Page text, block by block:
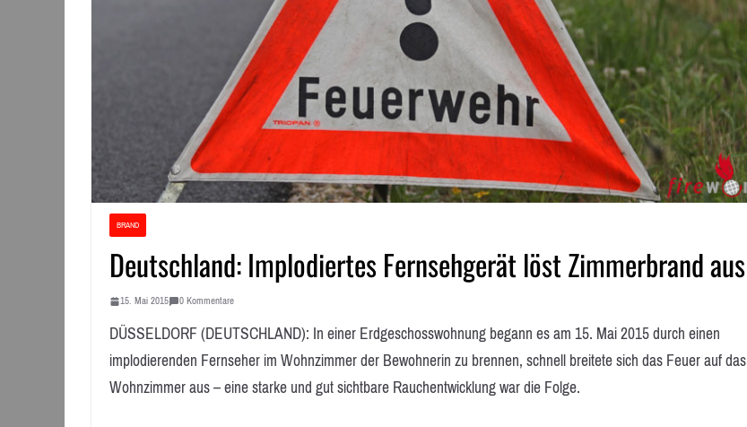
BRAND
Deutschland: Implodiertes Fernsehgerät löst Zimmerbrand aus
15. Mai 2015 0 Kommentare
DÜSSELDORF (DEUTSCHLAND): In einer Erdgeschosswohnung begann es am 15. Mai 2015 durch einen
implodierenden Fernseher im Wohnzimmer der Bewohnerin zu brennen, schnell breitete sich das Feuer auf das
Wohnzimmer aus – eine starke und gut sichtbare Rauchentwicklung war die Folge.